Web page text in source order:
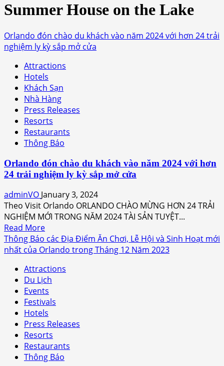
Summer House on the Lake
Orlando đón chào du khách vào năm 2024 với hơn 24 trải
nghiệm ly kỳ sắp mở cửa
Attractions
Hotels
Khách Sạn
Nhà Hàng
Press Releases
Resorts
Restaurants
Thông Báo
Orlando đón chào du khách vào năm 2024 với hơn
24 trải nghiệm ly kỳ sắp mở cửa
adminVO January 3, 2024
Theo Visit Orlando ORLANDO CHÀO MỪNG HƠN 24 TRẢI
NGHIỆM MỚI TRONG NĂM 2024 TÀI SẢN TUYỆT...
Read MoreRead
more
about
đón
chào
du
khách
vào
năm
2024
với
hơn
Thông Báo các Địa Điểm Ăn Chơi, Lễ Hội và Sinh Hoạt mới
nhất của Orlando trong Tháng 12 Năm 2023
Attractions
Du Lịch
Events
Festivals
Hotels
Press Releases
Resorts
Restaurants
Thông Báo